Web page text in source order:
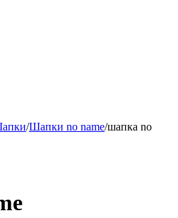
/Шапки no name/шапка no